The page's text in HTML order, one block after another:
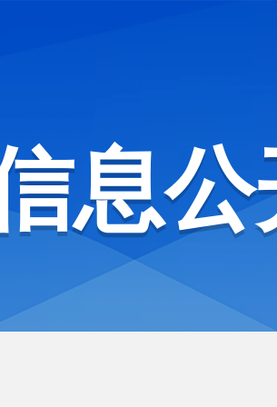
息公